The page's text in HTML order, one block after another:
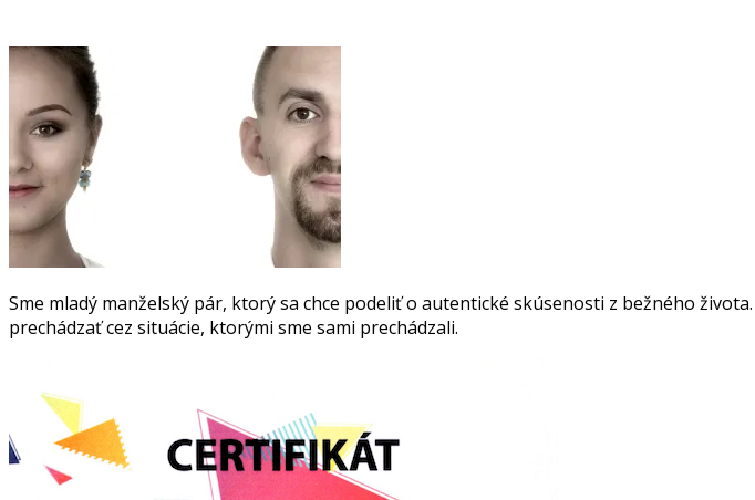
Sme mladý manželský pár, ktorý sa chce podeliť o autentické skúsenosti z bežného
prechádzať cez situácie, ktorými sme sami prechádzali.